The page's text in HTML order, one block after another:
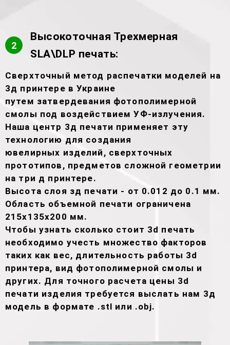
2
Высокоточная Трехмерная
SLA\DLP печать:
Сверхточный метод распечатки моделей на
3д принтере в Украине
путем затвердевания фотополимерной
смолы под воздействием УФ-излучения.
Наша центр 3д печати применяет эту
технологию для создания
ювелирных изделий, сверхточных
прототипов, предметов сложной геометрии
на три д принтере.
Высота слоя зд печати - от 0.012 до 0.1 мм.
Область объемной печати ограничена
215х135х200 мм.
Чтобы узнать сколько стоит 3d печать
необходимо учесть множество факторов
таких как вес, длительность работы 3d
принтера, вид фотополимерной смолы и
других. Для точного расчета цены 3d
печати изделия требуется выслать нам 3д
модель в формате .stl или .obj.